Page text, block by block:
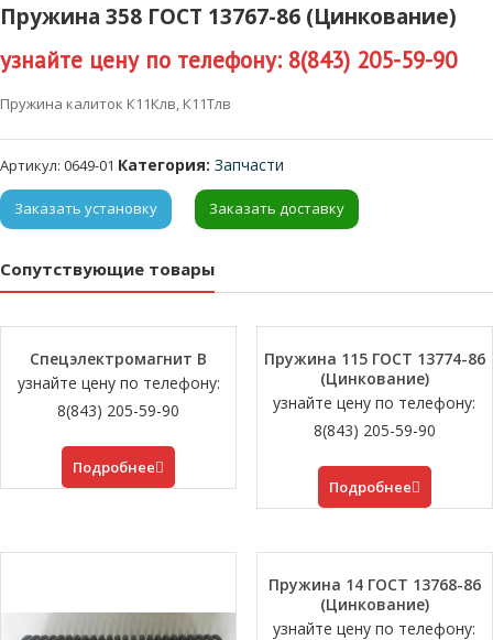
Пружина 358 ГОСТ 13767-86 (Цинкование)
узнайте цену по телефону: 8(843) 205-59-90
Пружина калиток К11Клв, К11Тлв
Артикул: 0649-01 Категория: Запчасти
Заказать установку Заказать доставку
Сопутствующие товары
Спецэлектромагнит В
узнайте цену по телефону:
8(843) 205-59-90
Подробнее
Пружина 115 ГОСТ 13774-86
(Цинкование)
узнайте цену по телефону:
8(843) 205-59-90
Подробнее
Пружина 14 ГОСТ 13768-86
(Цинкование)
узнайте цену по телефону: